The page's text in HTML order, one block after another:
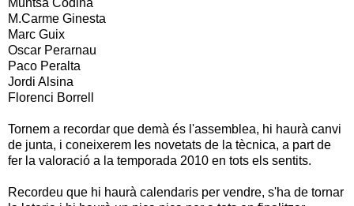
Muntsa Codina
M.Carme Ginesta
Marc Guix
Oscar Perarnau
Paco Peralta
Jordi Alsina
Florenci Borrell
Tornem a recordar que demà és l'assemblea, hi haurà canvi
de junta, i coneixerem les novetats de la tècnica, a part de
fer la valoració a la temporada 2010 en tots els sentits.
Recordeu que hi haurà calendaris per vendre, s'ha de tornar